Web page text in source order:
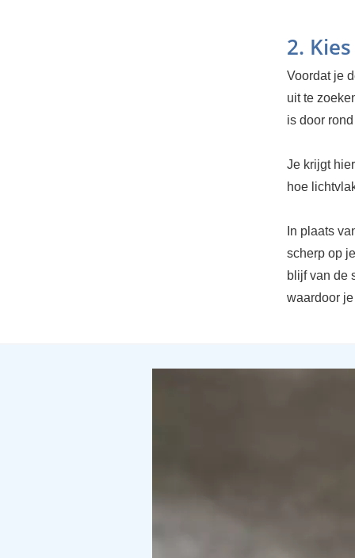
2.
Voordat je
uit te
is door
Je krijgt
hoe
In plaats
scherp op
blijf van de
waardoor